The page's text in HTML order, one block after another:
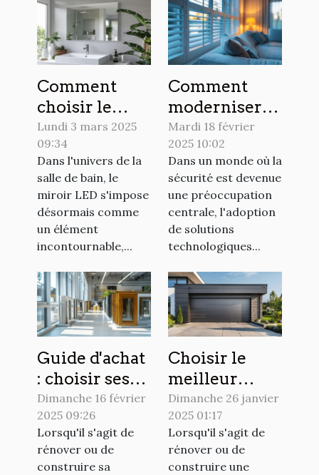
Comment
choisir le
miroir LED
idéal pour
votre salle de
bain
Lundi 3 mars 2025
09:34
Dans l'univers de la
salle de bain, le
miroir LED s'impose
désormais comme
un élément
incontournable,...
Comment
moderniser
votre sécurité
domestique
avec des
volets
électriques
Mardi 18 février
2025 10:02
Dans un monde où la
sécurité est devenue
une préoccupation
centrale, l'adoption
de solutions
technologiques...
Guide d'achat
: choisir ses
fenêtres sur
mesure en
PVC, alu ou
bois
Dimanche 16 février
2025 09:26
Lorsqu'il s'agit de
rénover ou de
construire sa
Choisir le
meilleur
matériau
pour votre
porte de
garage
Dimanche 26 janvier
2025 01:17
Lorsqu'il s'agit de
rénover ou de
construire une